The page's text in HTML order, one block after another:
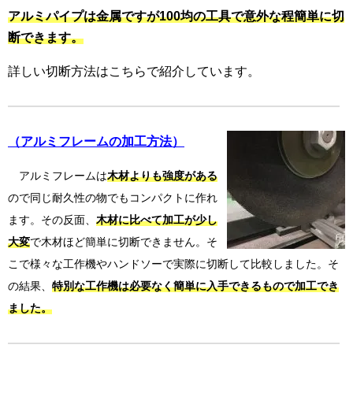
アルミパイプは金属ですが100均の工具で意外な程簡単に切
断できます。
詳しい切断方法はこちらで紹介しています。
（アルミフレームの加工方法）
アルミフレームは木材よりも強度がある
ので同じ耐久性の物でもコンパクトに作れ
ます。その反面、 木材に比べて加工が少し
大変で木材ほど簡単に切断できません。そ
こで様々な工作機やハンドソーで実際に切断して比較しました。そ
の結果、 特別な工作機は必要なく簡単に入手できるもので加工でき
ました。